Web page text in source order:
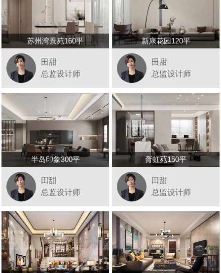
苏州湾景苑160平
田甜
总监设计师
新康花园120平
田甜
总监设计师
半岛印象300平
田甜
总监设计师
胥虹苑150平
田甜
总监设计师